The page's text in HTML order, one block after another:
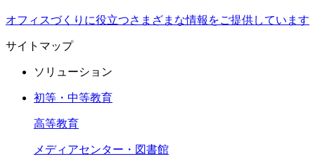
オフィスづくりに役立つさまざまな情報をご提供しています
サイトマップ
ソリューション
初等・中等教育
高等教育
メディアセンター・図書館